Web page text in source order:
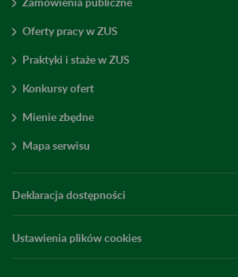
Oferty pracy w ZUS
Praktyki i staże w ZUS
Konkursy ofert
Mienie zbędne
Mapa serwisu
Deklaracja dostępności
Ustawienia plików cookies